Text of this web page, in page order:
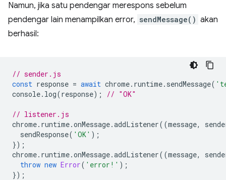
Namun, jika satu pendengar merespons sebelum
pendengar lain menampilkan error, sendMessage() akan
berhasil:
// sender.js
const response = await chrome. runtime. sendMessage(
console. log(response); // "OK"
// listener.js
chrome. runtime.onMessage.addListener((message,
sendResponse( 'OK' );
});
chrome. runtime.onMessage.addListener((message,
throw new Error( 'error!' );
});